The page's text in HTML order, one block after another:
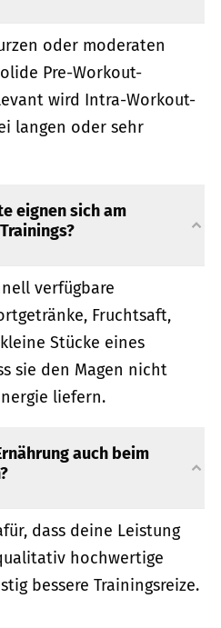
oder moderaten
Pre-Workout-
wird Intra-Workout-
langen oder sehr
eignen sich am
verfügbare
Fruchtsaft,
Stücke eines
sie den Magen nicht
liefern.
auch beim
dass deine Leistung
hochwertige
bessere Trainingsreize.